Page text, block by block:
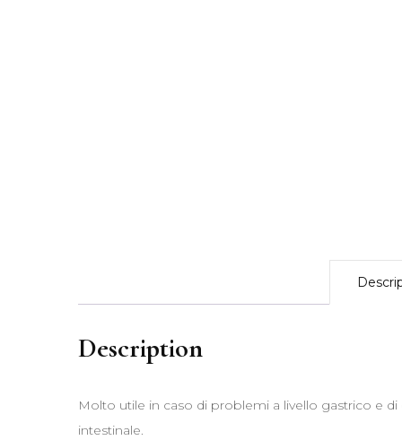
Description
Molto utile in caso di problemi a livello gastrico e
intestinale.